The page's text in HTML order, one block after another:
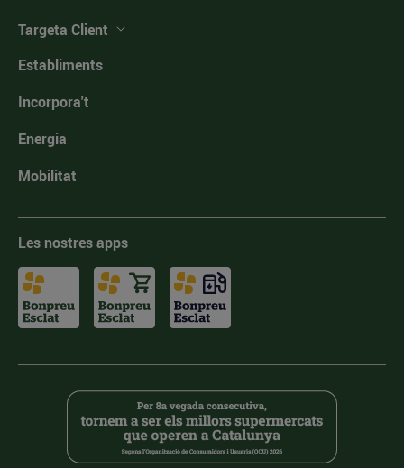
Targeta Client
Establiments
Incorpora't
Energia
Mobilitat
Les nostres apps